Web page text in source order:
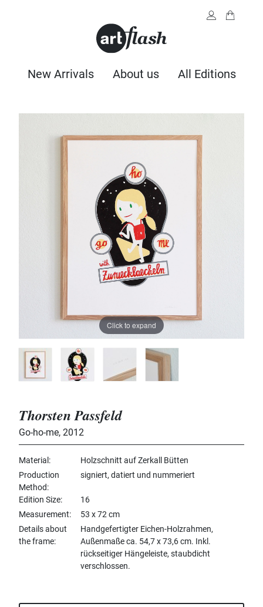
New Arrivals About us All Editions
Click to expand
Thorsten Passfeld
Go-ho-me, 2012
Material
Holzschnitt auf Zerkall Bütten
Production
Method
signiert, datiert und nummeriert
Edition Size
16
Measurement
53 x 72 cm
Details about
the frame
Handgefertigter Eichen-Holzrahmen,
Außenmaße ca. 54,7 x 73,6 cm. Inkl.
rückseitiger Hängeleiste, staubdicht
verschlossen.